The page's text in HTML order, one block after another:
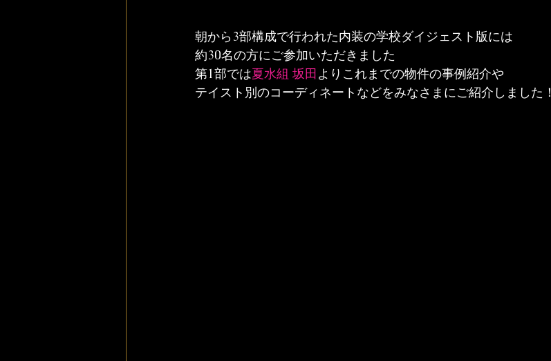
朝から3部構成で行われた内装の学校ダイジェスト版には
約30名の方にご参加いただきました
第1部では夏水組 坂田よりこれまでの物件の事例紹介や
テイスト別のコーディネートなどをみなさまにご紹介しました！